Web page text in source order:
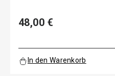
48,00 €
In den Warenkorb